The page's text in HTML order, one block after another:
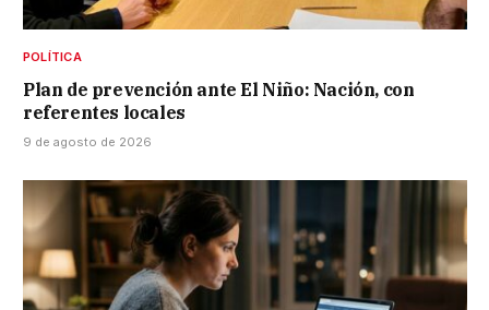
POLÍTICA
Plan de prevención ante El Niño: Nación, con
referentes locales
9 de agosto de 2026